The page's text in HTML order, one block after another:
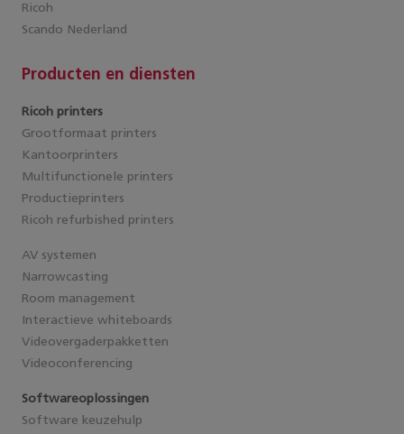
Ricoh
Scando Nederland
Producten en diensten
Ricoh printers
Grootformaat printers
Kantoorprinters
Multifunctionele printers
Productieprinters
Ricoh refurbished printers
AV systemen
Narrowcasting
Room management
Interactieve whiteboards
Videovergaderpakketten
Videoconferencing
Softwareoplossingen
Software keuzehulp